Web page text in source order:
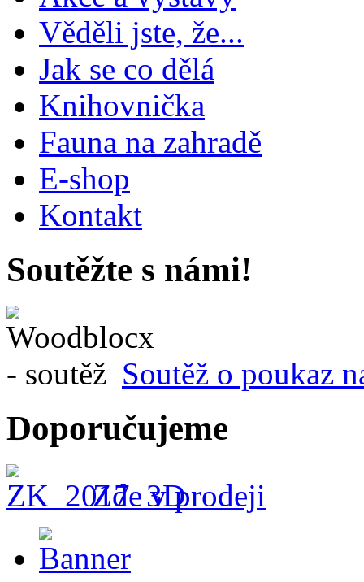
Věděli jste, že...
Jak se co dělá
Knihovnička
Fauna na zahradě
E-shop
Kontakt
Soutěžte s námi!
Soutěž o poukaz
Doporučujeme
Zde v prodeji